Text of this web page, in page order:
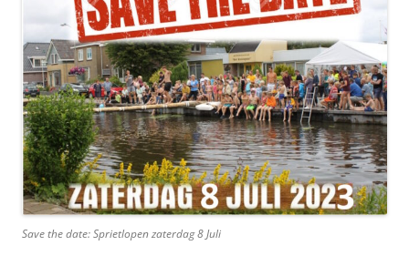
Save the date: Sprietlopen zaterdag 8 Juli